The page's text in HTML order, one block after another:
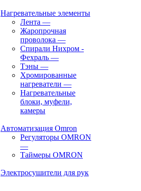
Нагревательные элементы
Лента —
Жаропрочная
проволока —
Спирали Нихром -
Фехраль —
Тэны —
Хромированные
нагреватели —
Нагревательные
блоки, муфели,
камеры
Автоматизация Omron
Регуляторы OMRON
—
Таймеры OMRON
Электросушители для рук